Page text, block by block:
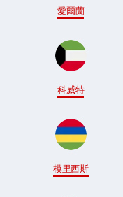
愛爾蘭
科威特
模里西斯